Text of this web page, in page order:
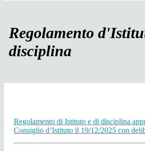
Regolamento
disciplina
Regolamento di Istituto e di disciplina
Consiglio d’Istituto il 19/12/2025 con